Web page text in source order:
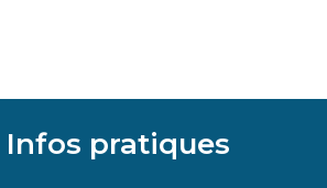
Infos pratiques